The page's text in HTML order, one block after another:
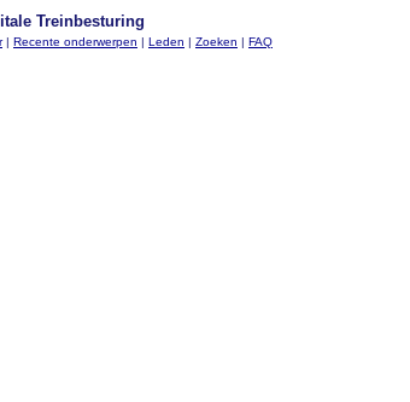
Treinbesturing
| Recente onderwerpen | Leden | Zoeken | FAQ